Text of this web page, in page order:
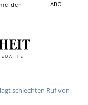
ABO
schlechten Ruf von